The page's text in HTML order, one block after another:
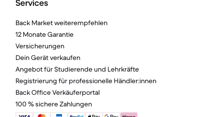
Services
Back Market weiterempfehlen
12 Monate Garantie
Versicherungen
Dein Gerät verkaufen
Angebot für Studierende und Lehrkräfte
Registrierung für professionelle Händler:innen
Back Office Verkäuferportal
100 % sichere Zahlungen